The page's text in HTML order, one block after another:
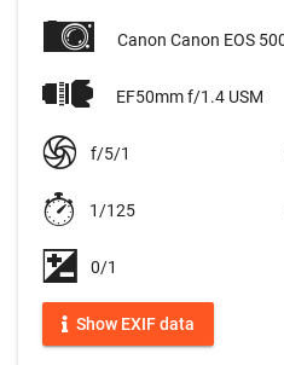
Canon Canon EOS
EF50mm f/1.4 USM
f/5/1
1/125
0/1
Show EXIF data